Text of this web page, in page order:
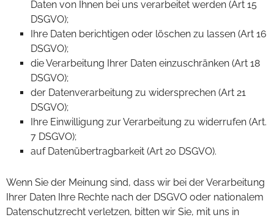
Daten von Ihnen bei uns verarbeitet werden (Art 15
DSGVO);
Ihre Daten berichtigen oder löschen zu lassen (Art 16
DSGVO);
die Verarbeitung Ihrer Daten einzuschränken (Art 18
DSGVO);
der Datenverarbeitung zu widersprechen (Art 21
DSGVO);
Ihre Einwilligung zur Verarbeitung zu widerrufen (Art.
7 DSGVO);
auf Datenübertragbarkeit (Art 20 DSGVO).
Wenn Sie der Meinung sind, dass wir bei der Verarbeitung
Ihrer Daten Ihre Rechte nach der DSGVO oder nationalem
Datenschutzrecht verletzen, bitten wir Sie, mit uns in